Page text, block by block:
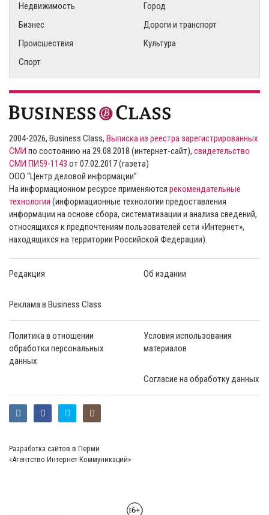
Недвижимость
Город
Бизнес
Дороги и транспорт
Происшествия
Культура
Спорт
2004-2026, Business Class, Выписка из реестра зарегистрированных
СМИ по состоянию на 29.08.2018 (интернет-сайт), свидетельство
СМИ ПИ59-1143 от 07.02.2017 (газета)
ООО “Центр деловой информации”
На информационном ресурсе применяются рекомендательные
технологии (информационные технологии предоставления
информации на основе сбора, систематизации и анализа сведений,
относящихся к предпочтениям пользователей сети «Интернет»,
находящихся на территории Российской Федерации).
Редакция Об издании
Реклама в Business Class
Политика в отношении
обработки персональных
данных
Условия использования
материалов
Согласие на обработку данных
Разработка сайтов в Перми
«Агентство Интернет Коммуникаций»